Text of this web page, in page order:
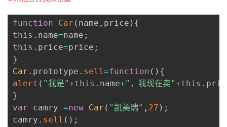
function Car ( name , price ) {
this . name=name ;
this . price=price ;
}
Car . prototype . sell=function ( ) {
alert ( "我是"+this . name+"，我现在卖"+this .
}
var camry =new Car ( "凯美瑞" , 27 ) ;
camry . sell ( ) ;